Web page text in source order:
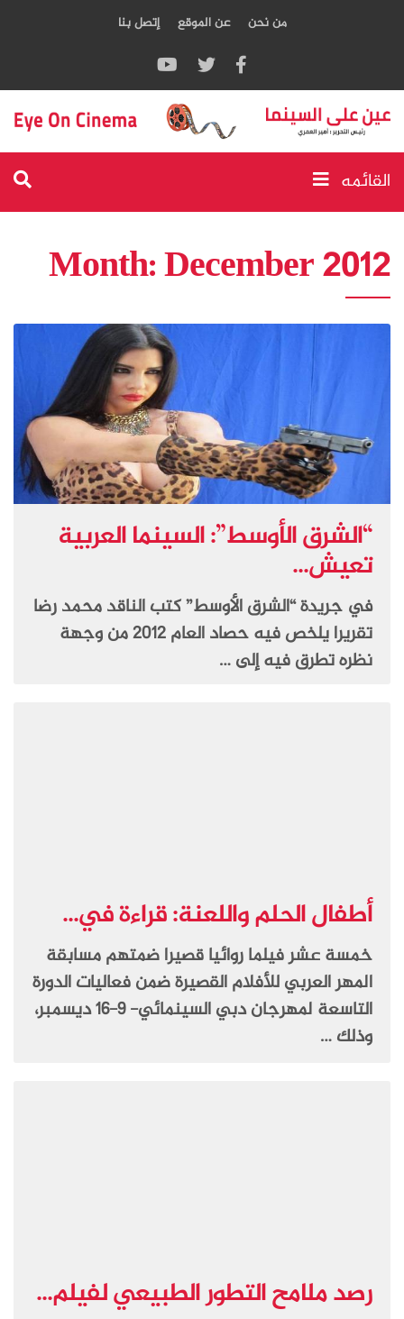
من نحن عن الموقع إتصل بنا
القائمه
Month:December 2012
“الشرق الأوسط”: السينما العربية
تعيش...
في جريدة “الشرق الأوسط” كتب الناقد محمد رضا
تقريرا يلخص فيه حصاد العام 2012 من وجهة
نظره تطرق فيه إلى …
أطفال الحلم واللعنة: قراءة في...
خمسة عشر فيلما روائيا قصيرا ضمتهم مسابقة
المهر العربي للأفلام القصيرة ضمن فعاليات الدورة
التاسعة لمهرجان دبي السينمائي- 9-16 ديسمبر،
وذلك …
رصد ملامح التطور الطبيعي لفيلم...